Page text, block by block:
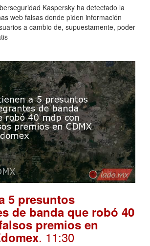
Kaspersky ha detectado la
web falsas donde piden información
a cambio de, supuestamente, poder
5 presuntos
de banda que robó 40
premios en
. 11:30